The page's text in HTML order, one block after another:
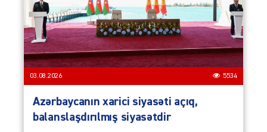
03.08.2026 5534
Azərbaycanın xarici siyasəti açıq,
balanslaşdırılmış siyasətdir